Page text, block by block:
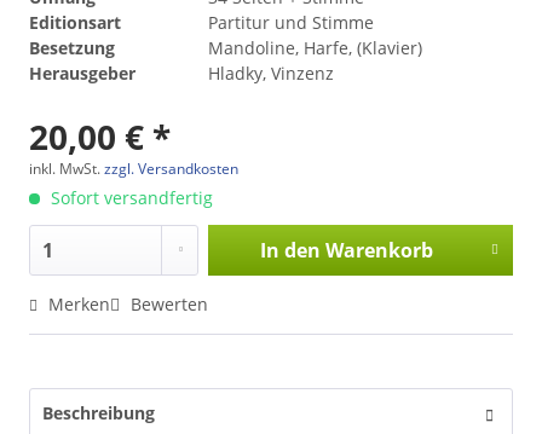
Editionsart
Partitur und Stimme
Besetzung
Mandoline, Harfe, (Klavier)
Herausgeber
Hladky, Vinzenz
20,00 € *
inkl. MwSt.zzgl. Versandkosten
Sofort versandfertig
In den Warenkorb
Merken Bewerten
Beschreibung